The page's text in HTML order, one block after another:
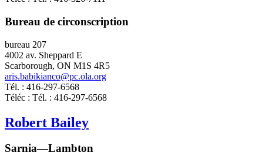
Bureau de circonscription
bureau 207
4002 av. Sheppard E
Scarborough, ON M1S 4R5
aris.babikianco@pc.ola.org
Tél. : 416-297-6568
Téléc : Tél. : 416-297-6568
Robert Bailey
Sarnia—Lambton